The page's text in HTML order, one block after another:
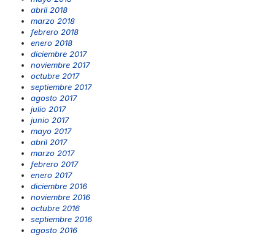
abril 2018
marzo 2018
febrero 2018
enero 2018
diciembre 2017
noviembre 2017
octubre 2017
septiembre 2017
agosto 2017
julio 2017
junio 2017
mayo 2017
abril 2017
marzo 2017
febrero 2017
enero 2017
diciembre 2016
noviembre 2016
octubre 2016
septiembre 2016
agosto 2016